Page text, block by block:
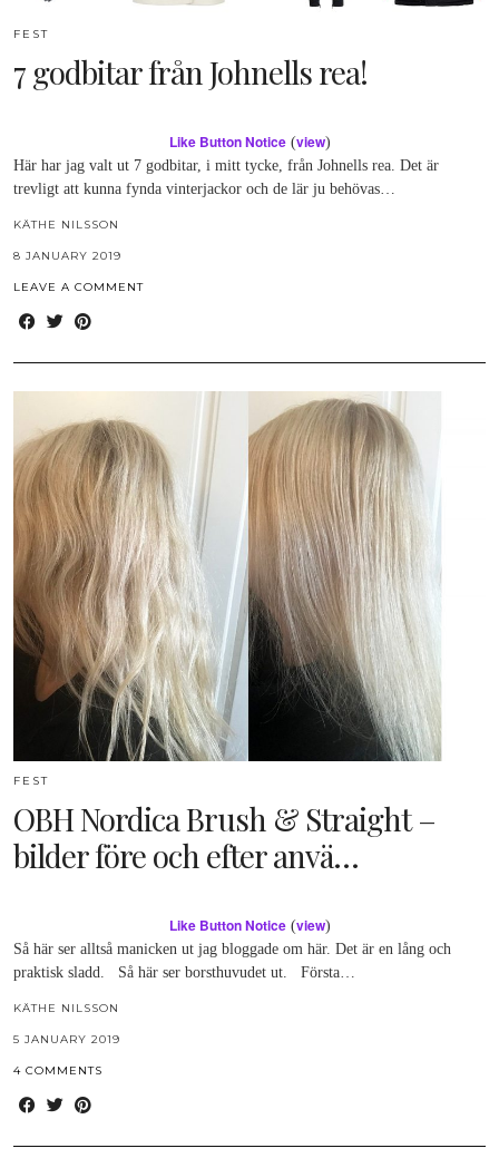
FEST
7 godbitar från Johnells rea!
Like Button Notice(view)
Här har jag valt ut 7 godbitar, i mitt tycke, från Johnells rea. Det är
trevligt att kunna fynda vinterjackor och de lär ju behövas…
KÄTHE NILSSON
8 JANUARY 2019
LEAVE A COMMENT
FEST
OBH Nordica Brush & Straight –
bilder före och efter anvä…
Like Button Notice(view)
Så här ser alltså manicken ut jag bloggade om här. Det är en lång och
praktisk sladd. Så här ser borsthuvudet ut. Första…
KÄTHE NILSSON
5 JANUARY 2019
4 COMMENTS